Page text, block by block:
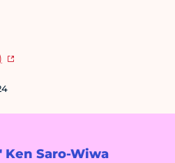
Saro-Wiwa